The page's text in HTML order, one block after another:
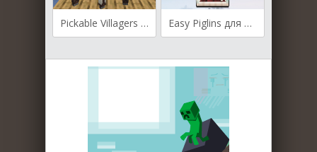
Pickable Villagers для Майнкрафт [1.20.1, 1.20, 1.19.4] Easy Piglins для Майнкрафт [1.19.4, 1.19.3, 1.19.2]